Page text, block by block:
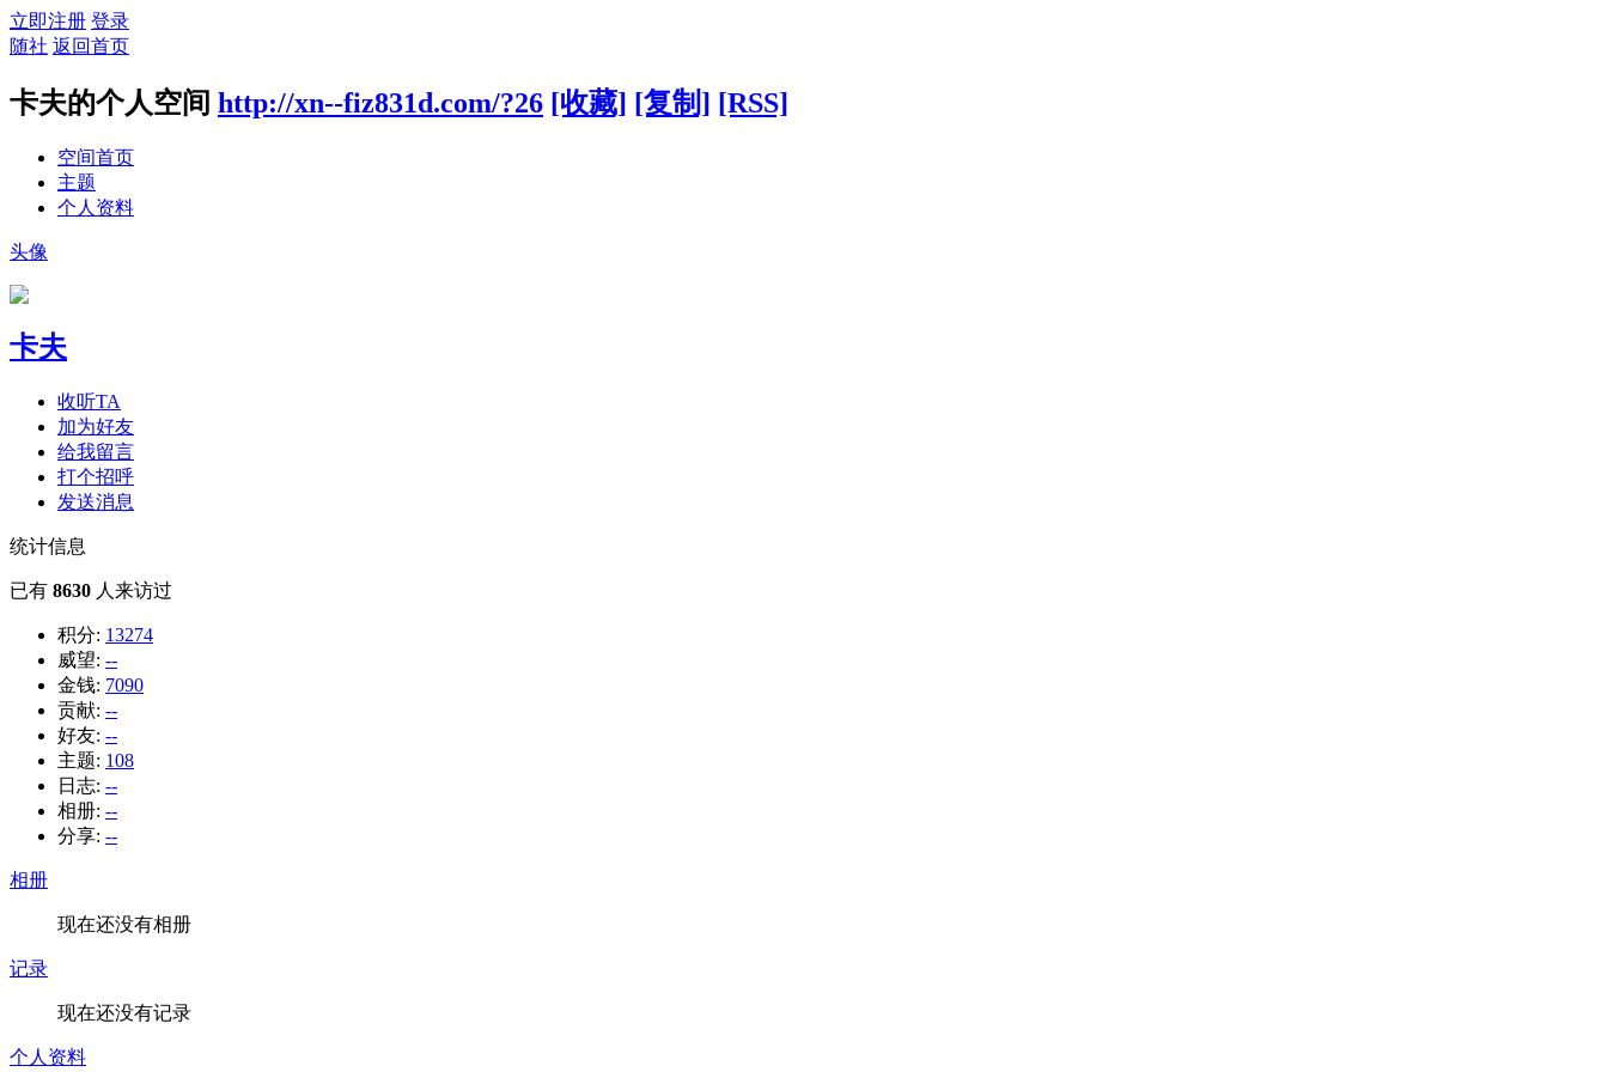
立即注册 登录
随社 返回首页
卡夫的个人空间 http://xn--fiz831d.com/?26 [收藏] [复制] [RSS]
空间首页
主题
个人资料
头像
卡夫
收听TA
加为好友
给我留言
打个招呼
发送消息
统计信息
已有 8630 人来访过
积分: 13274
威望: --
金钱: 7090
贡献: --
好友: --
主题: 108
日志: --
相册: --
分享: --
相册
现在还没有相册
记录
现在还没有记录
个人资料